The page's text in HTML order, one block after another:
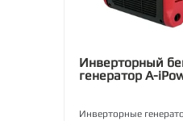
Инверторный
генератор A-
Инверторные